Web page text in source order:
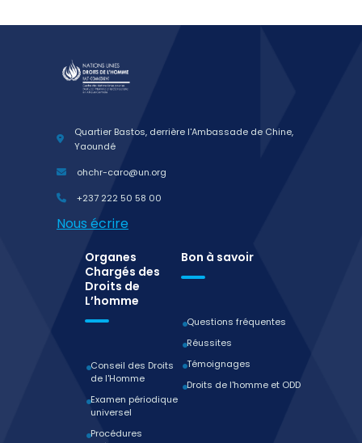
Quartier Bastos, derrière l'Ambassade de Chine,
Yaoundé
ohchr-caro@un.org
+237 222 50 58 00
Nous écrire
Organes
Chargés des
Droits de
L’homme
Conseil des Droits
de l'Homme
Examen périodique
universel
Procédures
Bon à savoir
Questions fréquentes
Réussites
Témoignages
Droits de l'homme et ODD